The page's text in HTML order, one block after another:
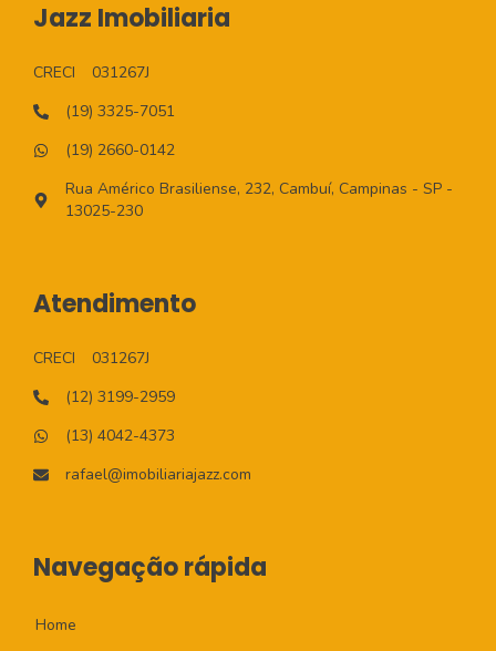
Jazz Imobiliaria
CRECI
031267J
(19) 3325-7051
(19) 2660-0142
Rua Américo Brasiliense, 232, Cambuí, Campinas - SP -
13025-230
Atendimento
CRECI
031267J
(12) 3199-2959
(13) 4042-4373
rafael@imobiliariajazz.com
Navegação rápida
Home